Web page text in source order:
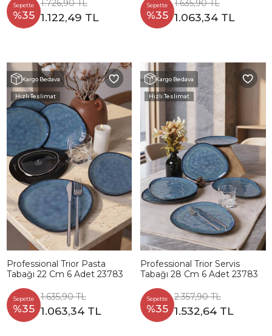
Sepette
%35
1.726,90 TL
1.122,49 TL
Sepette
%35
1.635,90 TL
1.063,34 TL
Kargo Bedava
Hızlı Teslimat
Professional Trior Pasta
Tabağı 22 Cm 6 Adet 23783
Sepette
%35
1.635,90 TL
1.063,34 TL
Kargo Bedava
Hızlı Teslimat
Professional Trior Servis
Tabağı 28 Cm 6 Adet 23783
Sepette
%35
2.357,90 TL
1.532,64 TL